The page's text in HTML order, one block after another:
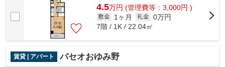
4.5万円 (管理費等：3,000円 )
敷金 1ヶ月 礼金 0万円
7階 / 1K / 22.04㎡
賃貸 | アパート パセオおゆみ野